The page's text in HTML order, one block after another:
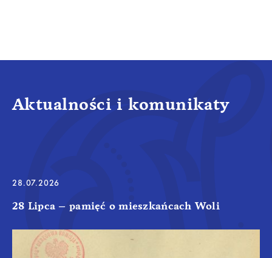
Aktualności i komunikaty
28.07.2026
28 Lipca – pamięć o mieszkańcach Woli